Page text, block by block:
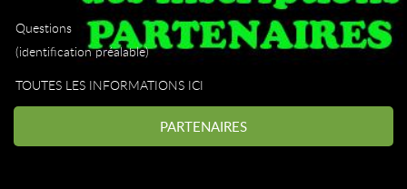
Questions
(identification préalable)
TOUTES LES INFORMATIONS ICI
PARTENAIRES